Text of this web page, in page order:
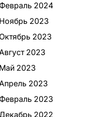
Февраль 2024
Ноябрь 2023
Октябрь 2023
2023
Май 2023
2023
Февраль 2023
2022